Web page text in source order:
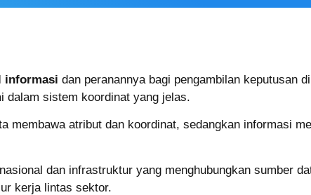
informasi dan peranannya bagi pengambilan keputusan
dalam sistem koordinat yang jelas.
membawa atribut dan koordinat, sedangkan informasi
dan infrastruktur yang menghubungkan sumber
kerja lintas sektor.